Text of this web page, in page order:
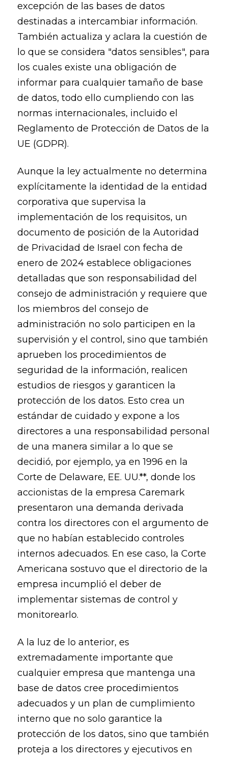
excepción de las bases de datos
destinadas a intercambiar información.
También actualiza y aclara la cuestión de
lo que se considera "datos sensibles", para
los cuales existe una obligación de
informar para cualquier tamaño de base
de datos, todo ello cumpliendo con las
normas internacionales, incluido el
Reglamento de Protección de Datos de la
UE (GDPR).
Aunque la ley actualmente no determina
explícitamente la identidad de la entidad
corporativa que supervisa la
implementación de los requisitos, un
documento de posición de la Autoridad
de Privacidad de Israel con fecha de
enero de 2024 establece obligaciones
detalladas que son responsabilidad del
consejo de administración y requiere que
los miembros del consejo de
administración no solo participen en la
supervisión y el control, sino que también
aprueben los procedimientos de
seguridad de la información, realicen
estudios de riesgos y garanticen la
protección de los datos. Esto crea un
estándar de cuidado y expone a los
directores a una responsabilidad personal
de una manera similar a lo que se
decidió, por ejemplo, ya en 1996 en la
Corte de Delaware, EE. UU.**, donde los
accionistas de la empresa Caremark
presentaron una demanda derivada
contra los directores con el argumento de
que no habían establecido controles
internos adecuados. En ese caso, la Corte
Americana sostuvo que el directorio de la
empresa incumplió el deber de
implementar sistemas de control y
monitorearlo.
A la luz de lo anterior, es
extremadamente importante que
cualquier empresa que mantenga una
base de datos cree procedimientos
adecuados y un plan de cumplimiento
interno que no solo garantice la
protección de los datos, sino que también
proteja a los directores y ejecutivos en